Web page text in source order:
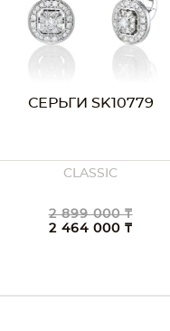
СЕРЬГИ SK10779
CLASSIC
2 899 000 ₸
2 464 000 ₸